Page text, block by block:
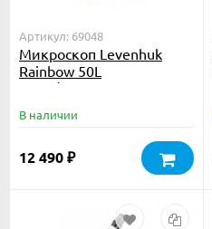
Артикул: 69048
Микроскоп Levenhuk
Rainbow 50L
Azure\Лазурь
В наличии
12 490 ₽